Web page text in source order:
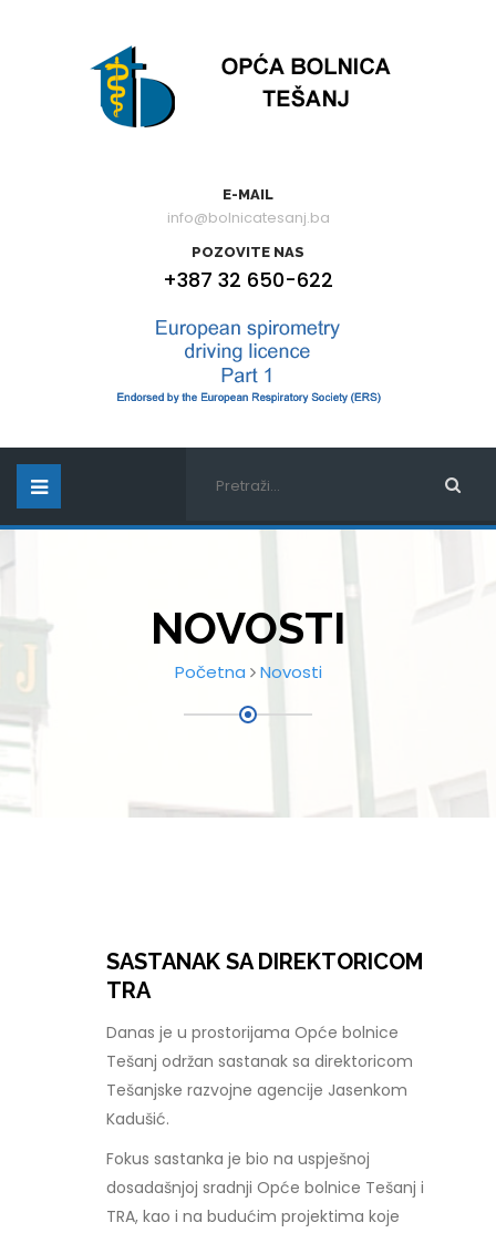
E-MAIL
info@bolnicatesanj.ba
POZOVITE NAS
+387 32 650-622
NOVOSTI
Početna Novosti
SASTANAK SA DIREKTORICOM
TRA
Danas je u prostorijama Opće bolnice
Tešanj održan sastanak sa direktoricom
Tešanjske razvojne agencije Jasenkom
Kadušić.
Fokus sastanka je bio na uspješnoj
dosadašnjoj sradnji Opće bolnice Tešanj i
TRA, kao i na budućim projektima koje